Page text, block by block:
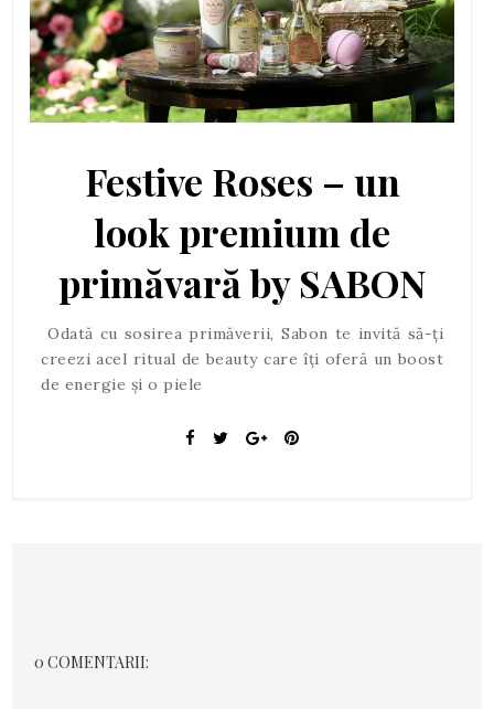
Festive Roses – un
look premium de
primăvară by SABON
Odată cu sosirea primăverii, Sabon te invită să-ți
creezi acel ritual de beauty care îți oferă un boost
de energie și o piele
0 COMENTARII: